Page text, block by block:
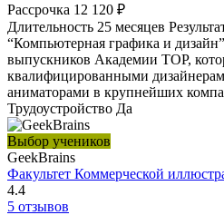
Рассрочка 12 120 ₽
Длительность 25 месяцев
“Компьютерная графика и
выпускников Академии TOP,
квалифицированными
аниматорами в крупнейших
Трудоустройство Да
Выбор учеников
GeekBrains
Факультет Коммерческой
4.4
5 отзывов